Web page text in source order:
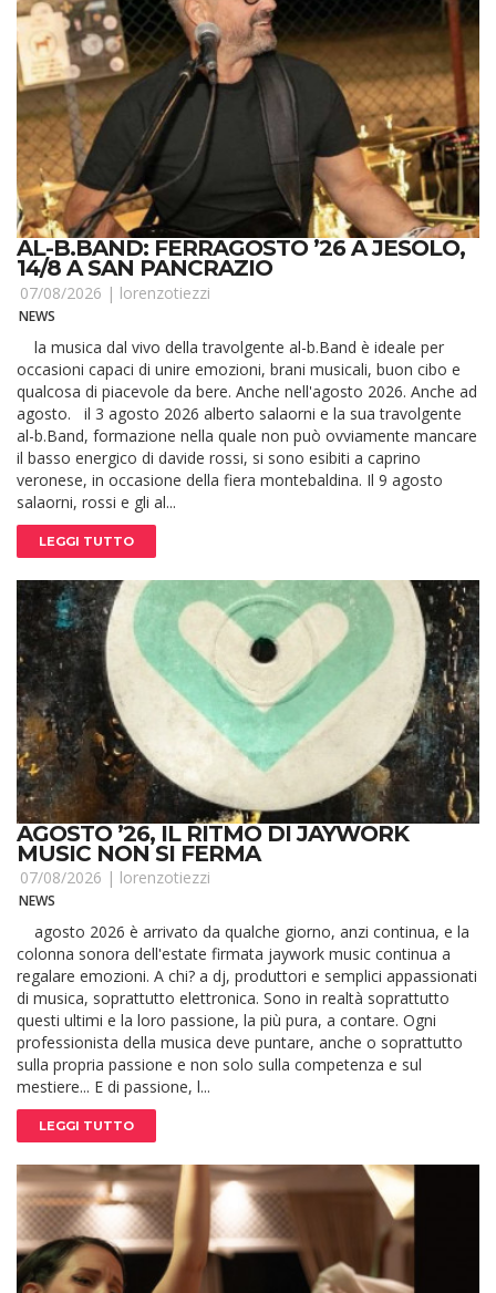
AL-B.BAND: FERRAGOSTO ’26 A JESOLO,
14/8 A SAN PANCRAZIO
07/08/2026 | lorenzotiezzi
NEWS
la musica dal vivo della travolgente al-b.Band è ideale per
occasioni capaci di unire emozioni, brani musicali, buon cibo e
qualcosa di piacevole da bere. Anche nell'agosto 2026. Anche ad
agosto. il 3 agosto 2026 alberto salaorni e la sua travolgente
al-b.Band, formazione nella quale non può ovviamente mancare
il basso energico di davide rossi, si sono esibiti a caprino
veronese, in occasione della fiera montebaldina. Il 9 agosto
salaorni, rossi e gli al...
LEGGI TUTTO
AGOSTO ’26, IL RITMO DI JAYWORK
MUSIC NON SI FERMA
07/08/2026 | lorenzotiezzi
NEWS
agosto 2026 è arrivato da qualche giorno, anzi continua, e la
colonna sonora dell'estate firmata jaywork music continua a
regalare emozioni. A chi? a dj, produttori e semplici appassionati
di musica, soprattutto elettronica. Sono in realtà soprattutto
questi ultimi e la loro passione, la più pura, a contare. Ogni
professionista della musica deve puntare, anche o soprattutto
sulla propria passione e non solo sulla competenza e sul
mestiere... E di passione, l...
LEGGI TUTTO